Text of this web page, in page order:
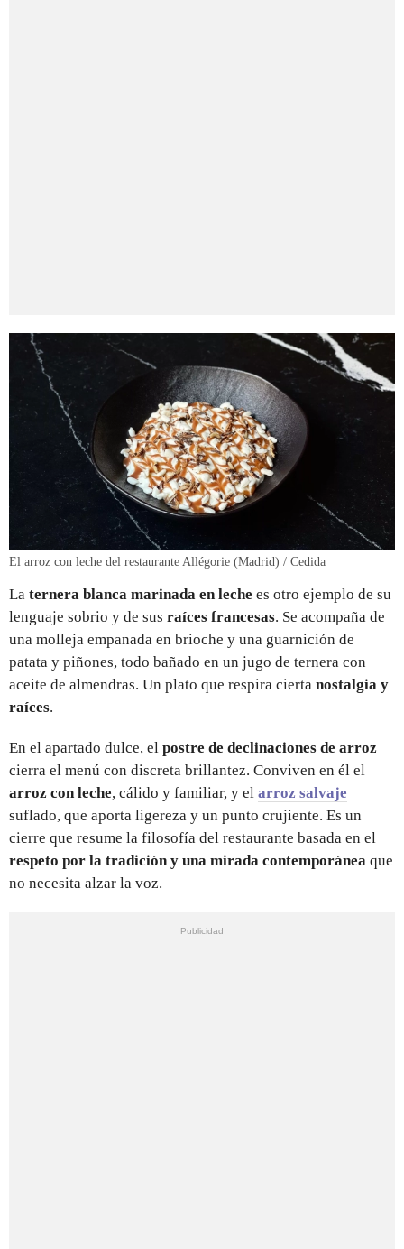
El arroz con leche del restaurante Allégorie (Madrid) / Cedida
La ternera blanca marinada en leche es otro ejemplo de su
lenguaje sobrio y de sus raíces francesas. Se acompaña de
una molleja empanada en brioche y una guarnición de
patata y piñones, todo bañado en un jugo de ternera con
aceite de almendras. Un plato que respira cierta nostalgia y
raíces.
En el apartado dulce, el postre de declinaciones de arroz
cierra el menú con discreta brillantez. Conviven en él el
arroz con leche, cálido y familiar, y el arroz salvaje
suflado, que aporta ligereza y un punto crujiente. Es un
cierre que resume la filosofía del restaurante basada en el
respeto por la tradición y una mirada contemporánea que
no necesita alzar la voz.